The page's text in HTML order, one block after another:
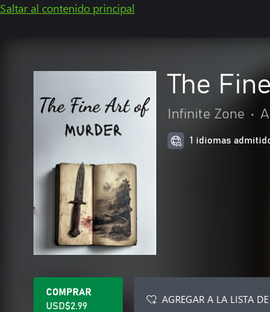
Saltar al contenido principal
The
Infinite Zone •
1 idiomas
COMPRAR
USD$2.99
AGREGAR A LA LISTA